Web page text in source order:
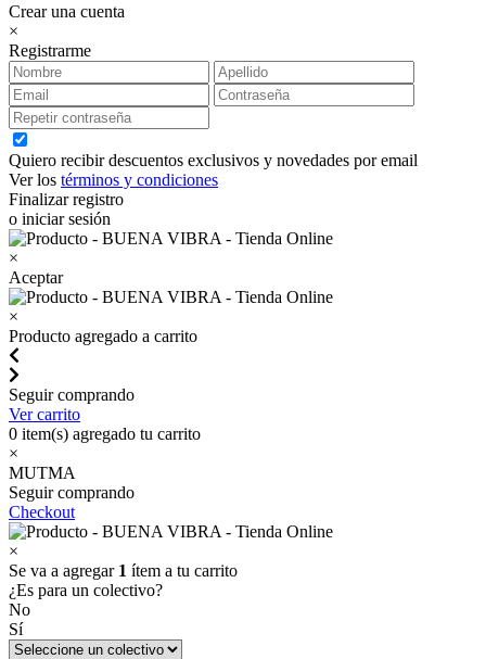
Crear una cuenta
×
Registrarme
Quiero recibir descuentos exclusivos y novedades por email
Ver los términos y condiciones
Finalizar registro
o iniciar sesión
×
Aceptar
×
Producto agregado a carrito
Seguir comprando
Ver carrito
0 item(s) agregado tu carrito
×
MUTMA
Seguir comprando
Checkout
×
Se va a agregar 1 ítem a tu carrito
¿Es para un colectivo?
No
Sí